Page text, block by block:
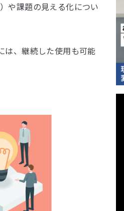
や課題の見える化につい
は、継続した使用も可能